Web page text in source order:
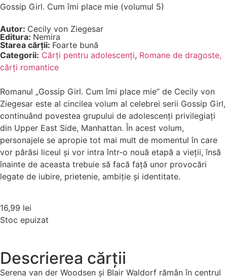
Gossip Girl. Cum îmi place mie (volumul 5)
Autor: Cecily von Ziegesar
Editura: Nemira
Starea cărții: Foarte bună
Categorii: Cărți pentru adolescenți, Romane de dragoste,
cărți romantice
Romanul „Gossip Girl. Cum îmi place mie” de Cecily von
Ziegesar este al cincilea volum al celebrei serii Gossip Girl,
continuând povestea grupului de adolescenți privilegiați
din Upper East Side, Manhattan. În acest volum,
personajele se apropie tot mai mult de momentul în care
vor părăsi liceul și vor intra într-o nouă etapă a vieții, însă
înainte de aceasta trebuie să facă față unor provocări
legate de iubire, prietenie, ambiție și identitate.
16,99 lei
Stoc epuizat
Descrierea cărții
Serena van der Woodsen și Blair Waldorf rămân în centrul